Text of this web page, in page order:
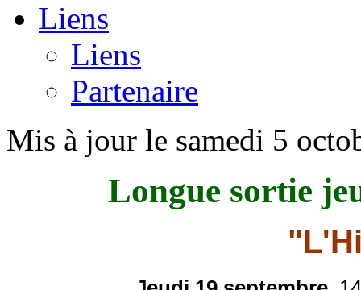
Liens
Liens
Partenaire
Mis à jour le samedi 5
Longue sortie